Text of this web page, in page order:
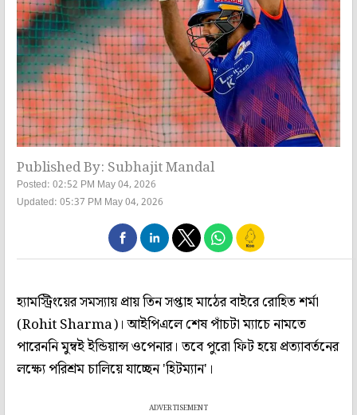
Published By: Subhajit Mandal
Posted: 02:52 PM May 04, 2026
Updated: 05:37 PM May 04, 2026
হ্যামস্ট্রিংয়ের সমস্যায় প্রায় তিন সপ্তাহ মাঠের বাইরে রোহিত শর্মা
(Rohit Sharma)। আইপিএলে শেষ পাঁচটা ম্যাচে নামতে
পারেননি মুম্বই ইন্ডিয়ান্স ওপেনার। তবে পুরো ফিট হয়ে প্রত্যাবর্তনের
লক্ষ্যে পরিশ্রম চালিয়ে যাচ্ছেন 'হিটম্যান'।
ADVERTISEMENT